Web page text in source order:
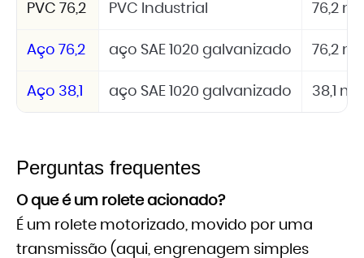
PVC 76,2 PVC Industrial 76,2
Aço 76,2 aço SAE 1020 galvanizado 76,2
Aço 38,1 aço SAE 1020 galvanizado 38,1
Perguntas frequentes
O que é um rolete acionado?
É um rolete motorizado, movido por uma
transmissão (aqui, engrenagem simples